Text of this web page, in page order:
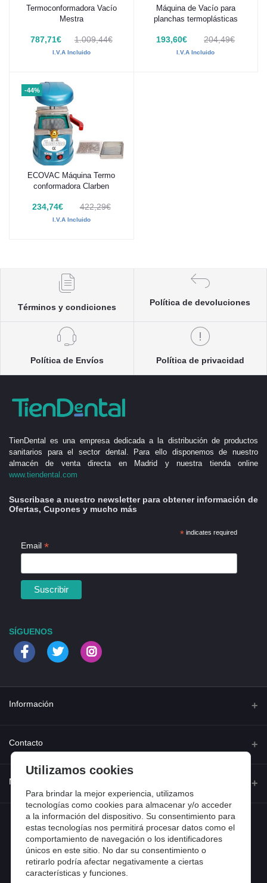
Añadir al carrito
Termoconformadora Vacío
Mestra
787,71€ 1.009,44€
I.V.A Incluido
Añadir al carrito
Máquina de Vacío para
planchas termoplásticas
193,60€ 204,49€
I.V.A Incluido
-44%
Añadir al carrito
ECOVAC Máquina Termo
conformadora Clarben
234,74€ 422,29€
I.V.A Incluido
Términos y condiciones
Política de devoluciones
Política de Envíos Política de privacidad
TienDental es una empresa dedicada a la distribución de productos
sanitarios para el sector dental. Para ello disponemos de nuestro
almacén de venta directa en Madrid y nuestra tienda online
www.tiendental.com
Suscribase a nuestro newsletter para obtener información de
Ofertas, Cupones y mucho más
*indicates required
Email *
SÍGUENOS
Información
Quienes somos
Preguntas frecuentes
Entradas de blog
Contacto
Calle Ferraz 42, Madrid
Teléfono
918 13 81 81
Email
info@tiendental.com
Mi cuenta
Iniciar sesión
Historial de pedidos
Mi lista de compra
Utilizamos cookies
Para brindar la mejor experiencia, utilizamos
tecnologías como cookies para almacenar y/o acceder
a la información del dispositivo. Su consentimiento para
estas tecnologías nos permitirá procesar datos como el
comportamiento de navegación o los identificadores
únicos en este sitio. No dar su consentimiento o
retirarlo podría afectar negativamente a ciertas
características y funciones.